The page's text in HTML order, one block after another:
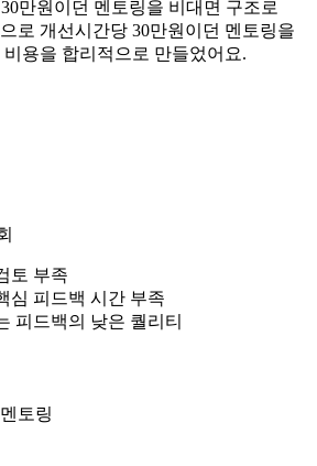
만원이던 멘토링을 비대면 구조로
로 개선시간당 30만원이던 멘토링을
용을 합리적으로 만들었어요.
토 부족
심 피드백 시간 부족
피드백의 낮은 퀄리티
토링